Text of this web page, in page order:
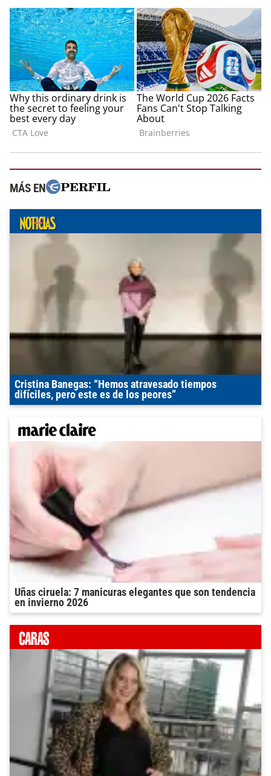
MÁS EN
Cristina Banegas: “Hemos atravesado tiempos
difíciles, pero este es de los peores”
Uñas ciruela: 7 manicuras elegantes que son tendencia
en invierno 2026